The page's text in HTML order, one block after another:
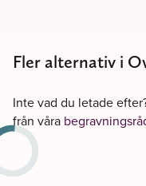
Fler alternativ i
Inte vad du letade
från våra